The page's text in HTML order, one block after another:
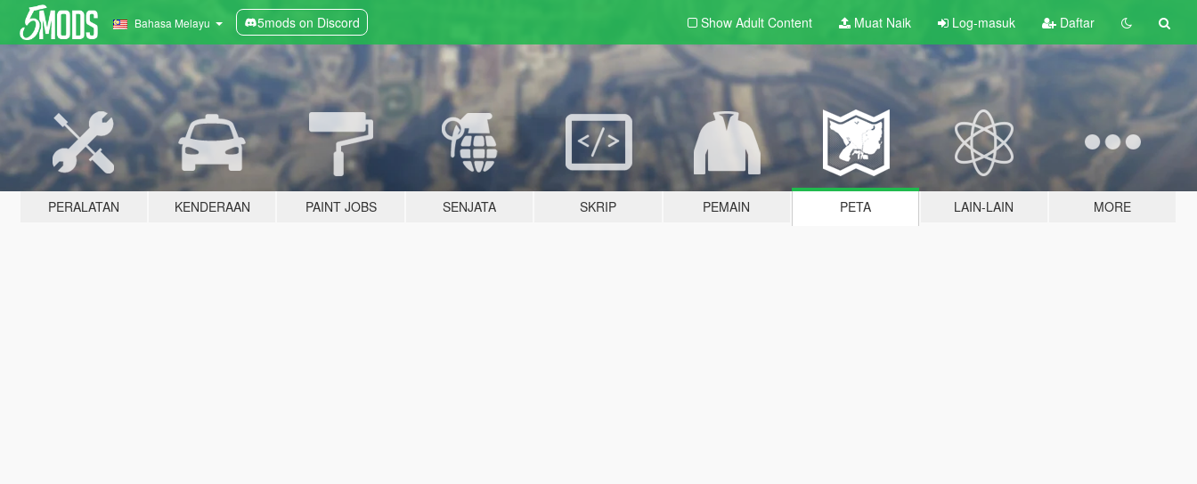
Bahasa Melayu 5mods on Discord Show Adult Content Muat Naik Log-masuk Daftar
PERALATAN KENDERAAN PAINT JOBS SENJATA SKRIP PEMAIN PETA LAIN-LAIN MORE